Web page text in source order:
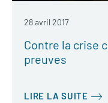
28 avril 2017
Contre la crise
preuves
LIRE LA SUITE